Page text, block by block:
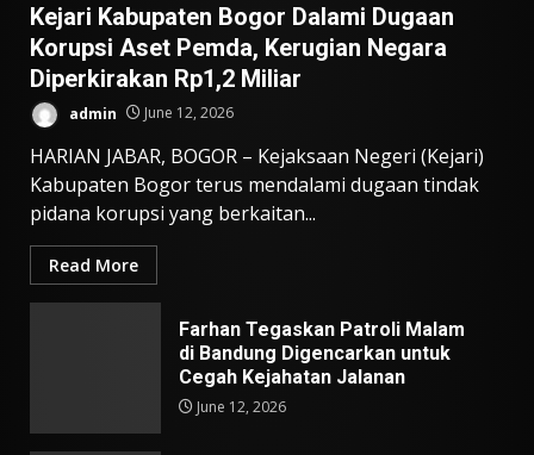
Kejari Kabupaten Bogor Dalami Dugaan
Korupsi Aset Pemda, Kerugian Negara
Diperkirakan Rp1,2 Miliar
admin June 12, 2026
HARIAN JABAR, BOGOR – Kejaksaan Negeri (Kejari)
Kabupaten Bogor terus mendalami dugaan tindak
pidana korupsi yang berkaitan...
Read More
Farhan Tegaskan Patroli Malam
di Bandung Digencarkan untuk
Cegah Kejahatan Jalanan
June 12, 2026